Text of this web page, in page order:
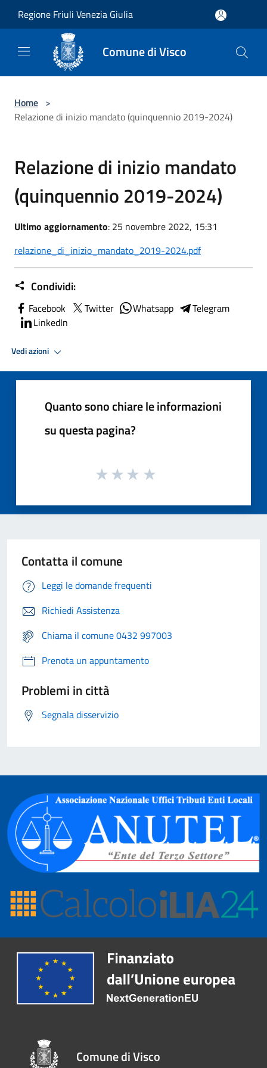
Regione Friuli Venezia Giulia
Comune di Visco
Home >
Relazione di inizio mandato (quinquennio 2019-2024)
Relazione di inizio mandato
(quinquennio 2019-2024)
Ultimo aggiornamento: 25 novembre 2022, 15:31
relazione_di_inizio_mandato_2019-2024.pdf
Condividi:
Facebook Twitter Whatsapp
Telegram
LinkedIn
Vedi azioni
Quanto sono chiare le informazioni
su questa pagina?
Contatta il comune
Leggi le domande frequenti
Richiedi Assistenza
Chiama il comune 0432 997003
Prenota un appuntamento
Problemi in città
Segnala disservizio
Comune di Visco